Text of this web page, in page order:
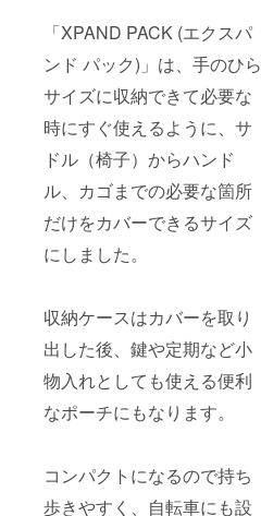
「XPAND PACK (エクスパ
ンド パック)」は、手のひら
サイズに収納できて必要な
時にすぐ使えるように、サ
ドル（椅子）からハンド
ル、カゴまでの必要な箇所
だけをカバーできるサイズ
にしました。
収納ケースはカバーを取り
出した後、鍵や定期など小
物入れとしても使える便利
なポーチにもなります。
コンパクトになるので持ち
歩きやすく、自転車にも設